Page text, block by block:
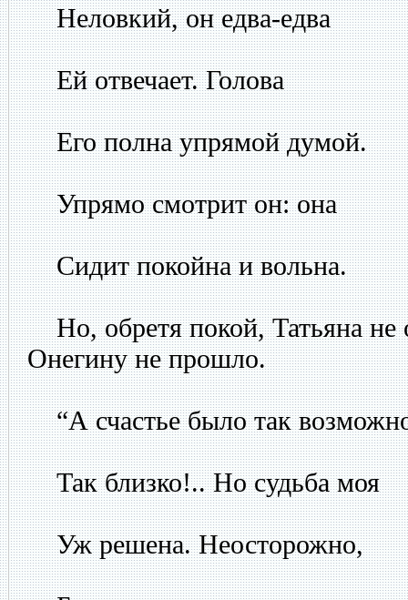
Неловкий, он едва-едва
Ей отвечает. Голова
Его полна упрямой думой.
Упрямо смотрит он: она
Сидит покойна и вольна.
Но, обретя покой, Татьяна не
Онегину не прошло.
“А счастье было так
Так близко!.. Но судьба моя
Уж решена. Неосторожно,